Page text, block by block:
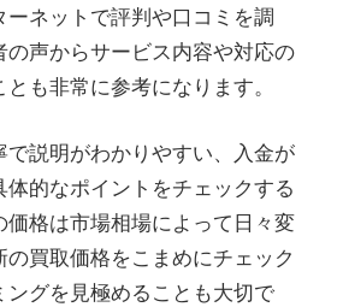
ネットで評判や口コミを調
声からサービス内容や対応の
も非常に参考になります。
説明がわかりやすい、入金が
的なポイントをチェックする
価格は市場相場によって日々変
買取価格をこまめにチェック
ングを見極めることも大切で